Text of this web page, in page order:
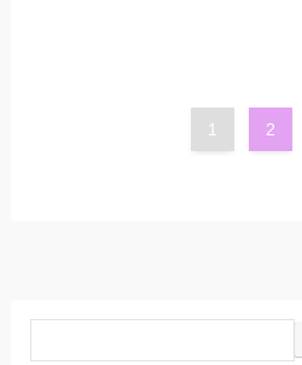
1 2